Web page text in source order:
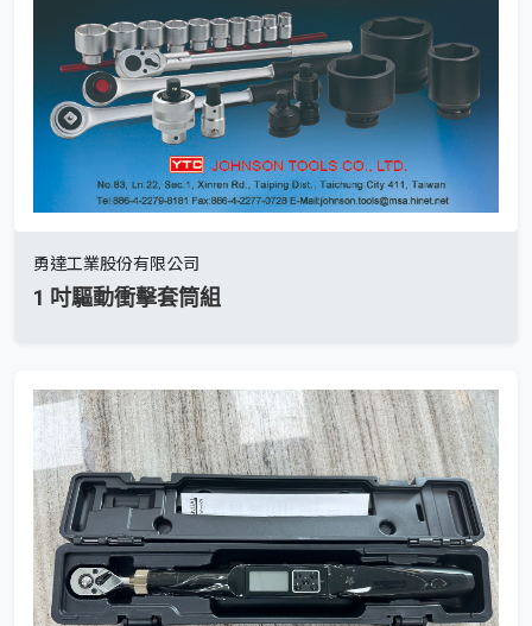
勇達工業股份有限公司
1 吋驅動衝擊套筒組